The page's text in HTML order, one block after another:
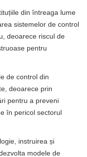
din întreaga lume
sistemelor de control
deoarece riscul de
pentru
de control din
deoarece prin
pentru a preveni
în pericol sectorul
instruirea și
modele de